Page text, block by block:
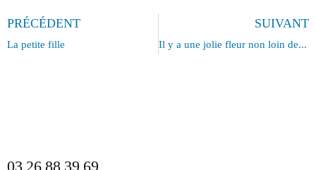
PRÉCÉDENT
La petite fille
SUIVANT
Il y a une jolie fleur non loin de Tirana